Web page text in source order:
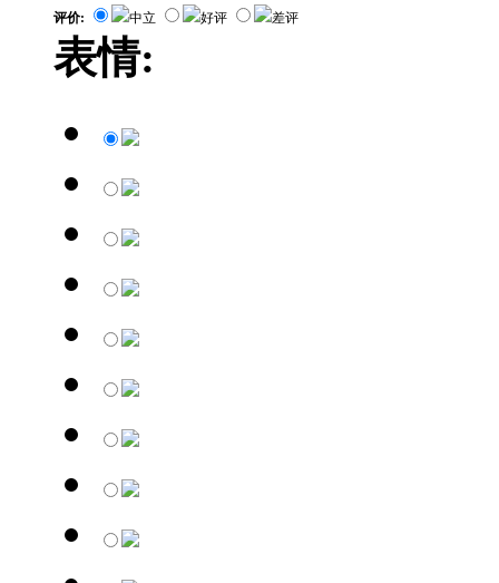
评价: 中立 好评 差评
表情: